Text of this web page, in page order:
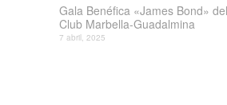
Gala Benéfica «James Bond»
Club Marbella-Guadalmina
7 abril, 2025